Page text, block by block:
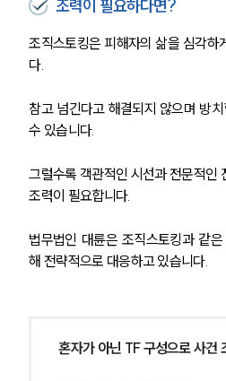
소식/
공지사
뉴스레터/브
세미나
대륜법률상
조력이 필요하다면?
조직스토킹은 피해자의 삶을 심각하
다.
참고 넘긴다고 해결되지 않으며 방
수 있습니다.
그럴수록 객관적인 시선과 전문적인
조력이 필요합니다.
법무법인 대륜은 조직스토킹과 같
해 전략적으로 대응하고 있습니다.
혼자가 아닌 TF 구성으로 사건